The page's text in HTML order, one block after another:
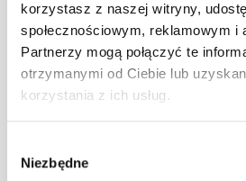
korzystasz z naszej witryny,
społecznościowym, reklamowym i
Partnerzy mogą połączyć te
otrzymanymi od Ciebie lub
korzystania z ich usług.
zgody
Niezbędne
Płotek
przeciwśn. 155
mm L-3,0 m
czarny